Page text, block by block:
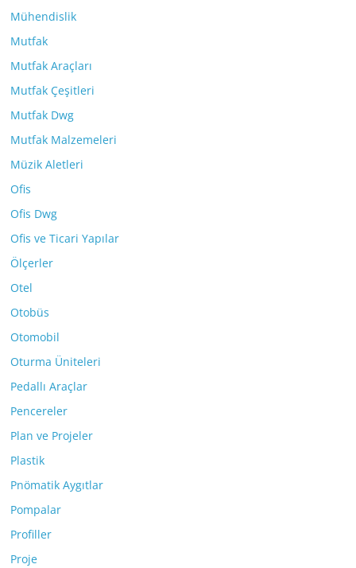
Mühendislik
Mutfak
Mutfak Araçları
Mutfak Çeşitleri
Mutfak Dwg
Mutfak Malzemeleri
Müzik Aletleri
Ofis
Ofis Dwg
Ofis ve Ticari Yapılar
Ölçerler
Otel
Otobüs
Otomobil
Oturma Üniteleri
Pedallı Araçlar
Pencereler
Plan ve Projeler
Plastik
Pnömatik Aygıtlar
Pompalar
Profiller
Proje